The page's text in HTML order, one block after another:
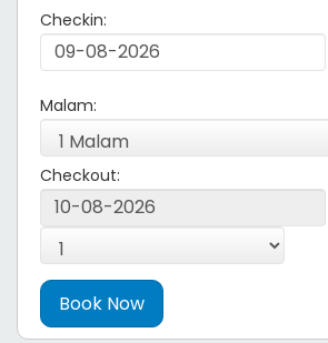
Checkin:
Malam:
Checkout: